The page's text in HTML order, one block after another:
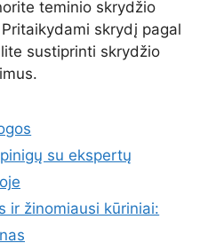
teminio skrydžio
skrydį pagal
sustiprinti skrydžio
su ekspertų
ir žinomiausi kūriniai: